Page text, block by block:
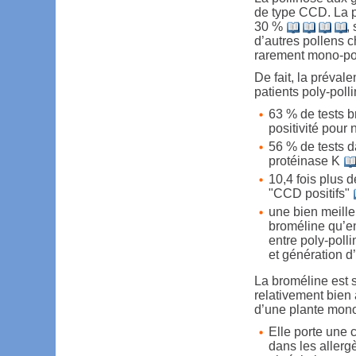
de type CCD. La
30 %
,
d’autres pollens
rarement mono-
De fait, la
patients poly-
63 % de tests
positivité pour
56 % de tests
protéinase K
10,4 fois plus
"CCD positifs"
une bien
broméline
entre poly-
et génération
La broméline est
relativement bien
d’une plante
Elle porte une
dans les